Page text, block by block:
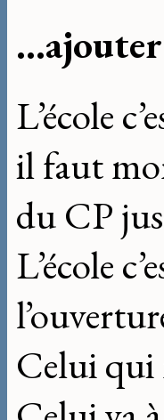
L’école
il faut
du CP
L’école
Celui qui